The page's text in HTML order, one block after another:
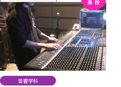
音響学科